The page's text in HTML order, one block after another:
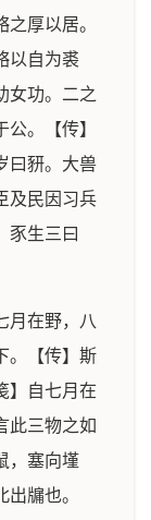
厚以居。
以自为裘
女功。二之
。【传】
曰豜。大兽
及民因习兵
豕生三曰
月在野，八
。【传】斯
】自七月在
此三物之如
，塞向墐
牖也。